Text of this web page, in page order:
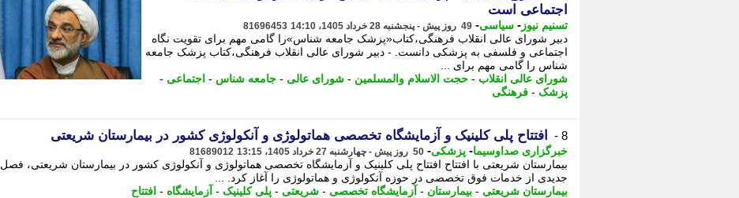
اجتماعی است
تسنیم نیوز - سیاسی- 49 روز پیش - پنجشنبه 28 خرداد 1405، 14:10 81696453
دبیر شورای عالی انقلاب فرهنگی،کتاب«پزشک جامعه شناس»را گامی مهم برای تقویت نگاه
اجتماعی و فلسفی به پزشکی دانست. - دبیر شورای عالی انقلاب فرهنگی،کتاب پزشک جامعه
شناس را گامی مهم برای ...
شورای عالی انقلاب - حجت الاسلام والمسلمین - شورای عالی - جامعه شناس - اجتماعی -
پزشک - فرهنگی
8 - افتتاح پلی کلینیک و آزمایشگاه تخصصی هماتولوژی و آنکولوژی کشور در بیمارستان شریعتی
خبرگزاری صداوسیما- پزشکی- 50 روز پیش - چهارشنبه 27 خرداد 1405، 13:15 81689012
بیمارستان شریعتی با افتتاح افتتاح پلی کلینیک و آزمایشگاه تخصصی هماتولوژی و آنکولوژی کشور در بیمارستان شریعتی، فصل
جدیدی از خدمات فوق تخصصی در حوزه آنکولوژی و هماتولوژی را آغاز کرد. ...
بیمارستان شریعتی - بیمارستان - آزمایشگاه تخصصی - شریعتی - پلی کلینیک - آزمایشگاه - افتتاح